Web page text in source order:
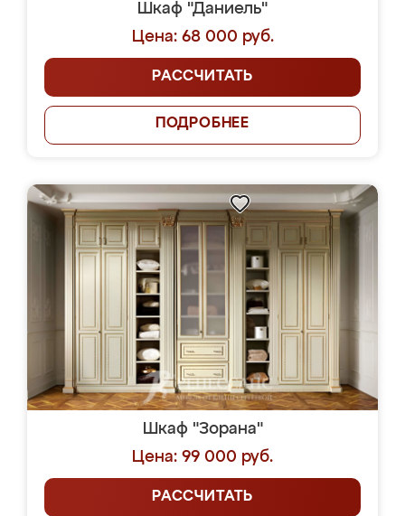
Шкаф "Даниель"
Цена: 68 000 руб.
РАССЧИТАТЬ
ПОДРОБНЕЕ
Шкаф "Зорана"
Цена: 99 000 руб.
РАССЧИТАТЬ